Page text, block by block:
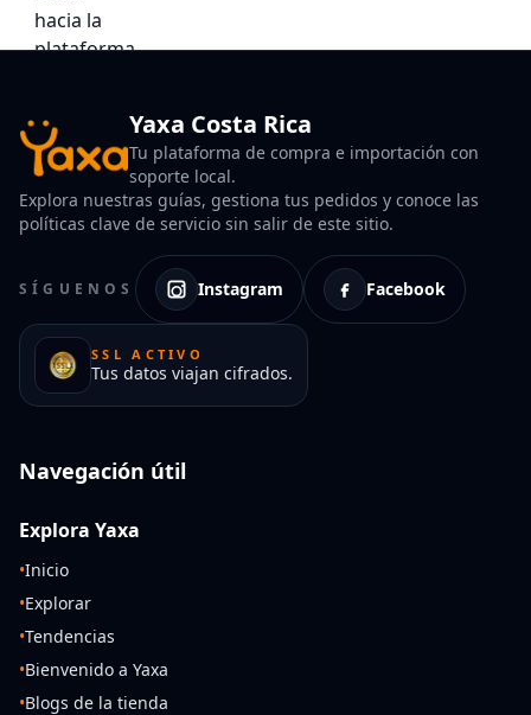
Yaxa Costa Rica
Tu plataforma de compra e importación con
soporte local.
Explora nuestras guías, gestiona tus pedidos y conoce las
políticas clave de servicio sin salir de este sitio.
SÍGUENOS Instagram Facebook
SSL ACTIVO
Tus datos viajan cifrados.
Navegación útil
Explora Yaxa
•Inicio
•Explorar
•Tendencias
•Bienvenido a Yaxa
•Blogs de la tienda